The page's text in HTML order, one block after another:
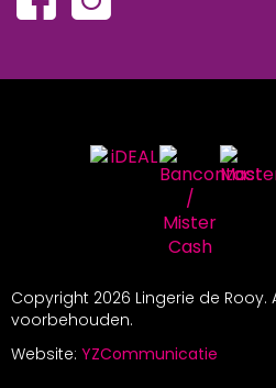
Copyright 2026 Lingerie de Rooy.
voorbehouden.
Website: YZCommunicatie